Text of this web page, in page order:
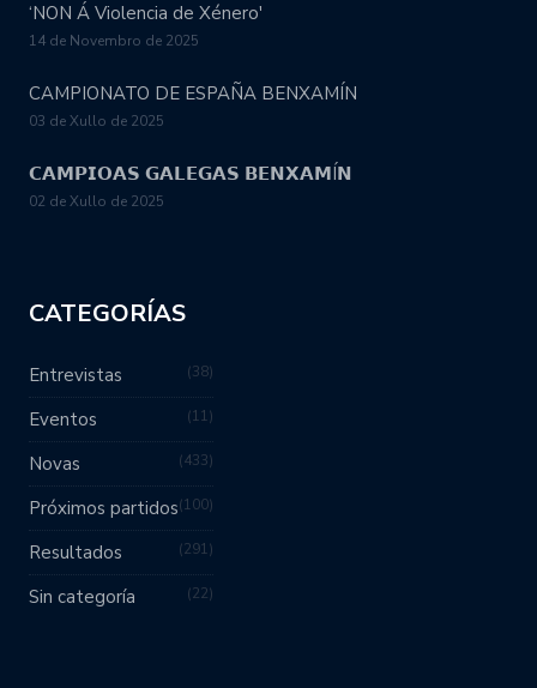
‘NON Á Violencia de Xénero'
14 de Novembro de 2025
CAMPIONATO DE ESPAÑA BENXAMÍN
03 de Xullo de 2025
𝗖𝗔𝗠𝗣𝗜𝗢𝗔𝗦 𝗚𝗔𝗟𝗘𝗚𝗔𝗦 𝗕𝗘𝗡𝗫𝗔𝗠Í𝗡
02 de Xullo de 2025
CATEGORÍAS
Entrevistas 38
Eventos 11
Novas 433
Próximos partidos 100
Resultados 291
Sin categoría 22